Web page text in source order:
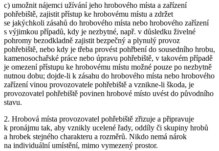
c) umožnit nájemci užívání jeho hrobového místa a zařízení
pohřebiště, zajistit přístup ke hrobovému místu a zdržet
se jakýchkoli zásahů do hrobového místa nebo hrobového zařízení
s výjimkou případů, kdy je nezbytné, např. v důsledku živelné
pohromy bezodkladně zajistit bezpečný a plynulý provoz
pohřebiště, nebo kdy je třeba provést pohřbení do sousedního hrobu,
kamenosochařské práce nebo úpravu pohřebiště, v takovém případě
je omezení přístupu ke hrobovému místu možné pouze po nezbytně
nutnou dobu; dojde-li k zásahu do hrobového místa nebo hrobového
zařízení vinou provozovatele pohřebiště a vznikne-li škoda, je
provozovatel pohřebiště povinen hrobové místo uvést do původního
stavu.
2. Hrobová místa provozovatel pohřebiště zřizuje a připravuje
k pronájmu tak, aby vznikly ucelené řady, oddíly či skupiny hrobů
a hrobek stejného charakteru a rozměrů. Nikdo nemá nárok
na individuální umístění, mimo vymezený prostor.